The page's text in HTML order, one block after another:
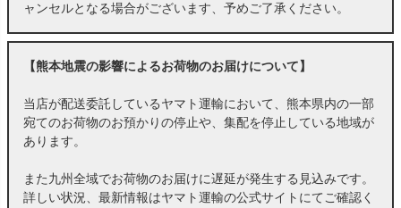
ャンセルとなる場合がございます、予めご了承ください。
【熊本地震の影響によるお荷物のお届けについて】
当店が配送委託しているヤマト運輸において、熊本県内の一部
宛てのお荷物のお預かりの停止や、集配を停止している地域が
あります。
また九州全域でお荷物のお届けに遅延が発生する見込みです。
詳しい状況、最新情報はヤマト運輸の公式サイトにてご確認く